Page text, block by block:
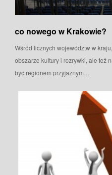
co nowego w Krakowie?
Wśród licznych województw w
obszarze kultury i rozrywki, ale też
być regionem przyjaznym…